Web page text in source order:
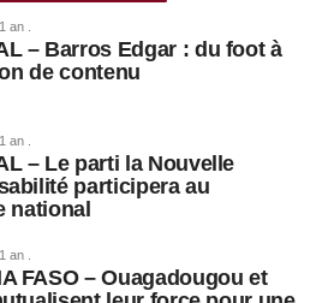
1 an .
– Barros Edgar : du foot à
de contenu
1 an .
– Le parti la Nouvelle
participera au
national
1 an .
FASO – Ouagadougou et